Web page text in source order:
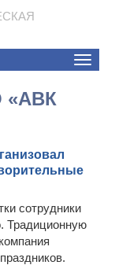
Toggle
«АВК
сотрудники
Традиционную
праздников.